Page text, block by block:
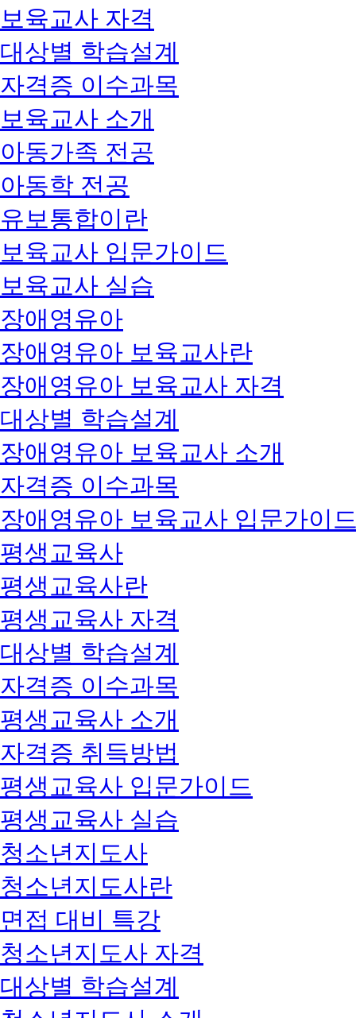
보육교사 자격
대상별 학습설계
자격증 이수과목
보육교사 소개
아동가족 전공
아동학 전공
유보통합이란
보육교사 입문가이드
보육교사 실습
장애영유아
장애영유아 보육교사란
장애영유아 보육교사 자격
대상별 학습설계
장애영유아 보육교사 소개
자격증 이수과목
장애영유아 보육교사 입문가이
평생교육사
평생교육사란
평생교육사 자격
대상별 학습설계
자격증 이수과목
평생교육사 소개
자격증 취득방법
평생교육사 입문가이드
평생교육사 실습
청소년지도사
청소년지도사란
면접 대비 특강
청소년지도사 자격
대상별 학습설계